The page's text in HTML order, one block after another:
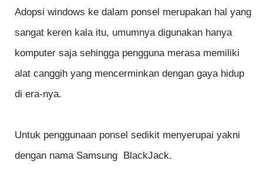
Adopsi windows ke dalam ponsel merupakan hal yang
sangat keren kala itu, umumnya digunakan hanya
komputer saja sehingga pengguna merasa memiliki
alat canggih yang mencerminkan dengan gaya hidup
di era-nya.
Untuk penggunaan ponsel sedikit menyerupai yakni
dengan nama Samsung BlackJack.